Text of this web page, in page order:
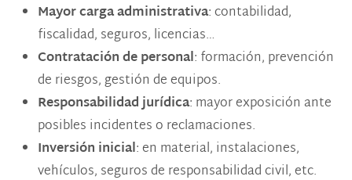
Mayor carga administrativa: contabilidad,
fiscalidad, seguros, licencias…
Contratación de personal: formación, prevención
de riesgos, gestión de equipos.
Responsabilidad jurídica: mayor exposición ante
posibles incidentes o reclamaciones.
Inversión inicial: en material, instalaciones,
vehículos, seguros de responsabilidad civil, etc.